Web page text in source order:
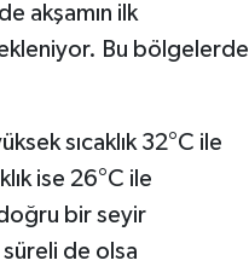
akşamın ilk
Bu bölgelerde
sıcaklık 32°C ile
ise 26°C ile
bir seyir
süreli de olsa